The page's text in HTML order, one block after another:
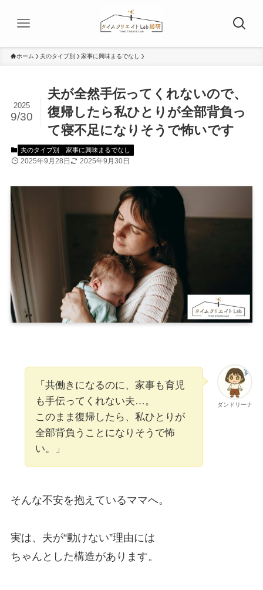
ホーム 夫のタイプ別 家事に興味まるでなし
夫が全然手伝ってくれないので、
復帰したら私ひとりが全部背負っ
て寝不足になりそうで怖いです
2025
9/30
夫のタイプ別 家事に興味まるでなし
2025年9月28日 2025年9月30日
ダンドリーナ
「共働きになるのに、家事も育児
も手伝ってくれない夫…。
このまま復帰したら、私ひとりが
全部背負うことになりそうで怖
い。」
そんな不安を抱えているママへ。
実は、夫が“動けない”理由には
ちゃんとした構造があります。